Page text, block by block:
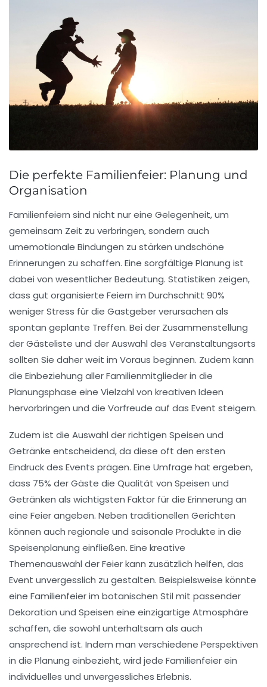
Die perfekte Familienfeier: Planung und
Organisation
Familienfeiern sind nicht nur eine Gelegenheit, um
gemeinsam Zeit zu verbringen, sondern auch
umemotionale Bindungen zu stärken undschöne
Erinnerungen zu schaffen. Eine sorgfältige Planung ist
dabei von wesentlicher Bedeutung. Statistiken zeigen,
dass gut organisierte Feiern im Durchschnitt 90%
weniger Stress für die Gastgeber verursachen als
spontan geplante Treffen. Bei der Zusammenstellung
der Gästeliste und der Auswahl des Veranstaltungsorts
sollten Sie daher weit im Voraus beginnen. Zudem kann
die Einbeziehung aller Familienmitglieder in die
Planungsphase eine Vielzahl von kreativen Ideen
hervorbringen und die Vorfreude auf das Event steigern.
Zudem ist die Auswahl der richtigen Speisen und
Getränke entscheidend, da diese oft den ersten
Eindruck des Events prägen. Eine Umfrage hat ergeben,
dass 75% der Gäste die Qualität von Speisen und
Getränken als wichtigsten Faktor für die Erinnerung an
eine Feier angeben. Neben traditionellen Gerichten
können auch regionale und saisonale Produkte in die
Speisenplanung einfließen. Eine kreative
Themenauswahl der Feier kann zusätzlich helfen, das
Event unvergesslich zu gestalten. Beispielsweise könnte
eine Familienfeier im botanischen Stil mit passender
Dekoration und Speisen eine einzigartige Atmosphäre
schaffen, die sowohl unterhaltsam als auch
ansprechend ist. Indem man verschiedene Perspektiven
in die Planung einbezieht, wird jede Familienfeier ein
individuelles und unvergessliches Erlebnis.